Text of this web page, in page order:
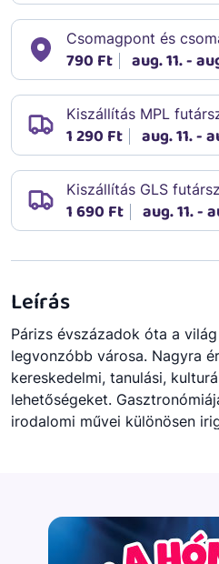
Csomagpont és
790 Ft aug. 11. -
Kiszállítás MPL
1 290 Ft aug. 11. -
Kiszállítás GLS
1 690 Ft aug. 11. -
Leírás
Párizs évszázadok óta a
legvonzóbb városa. Nagyra
kereskedelmi, tanulási,
lehetőségeket.
irodalomi művei különösen
Ez a különleges puzzle
egyaránt remek